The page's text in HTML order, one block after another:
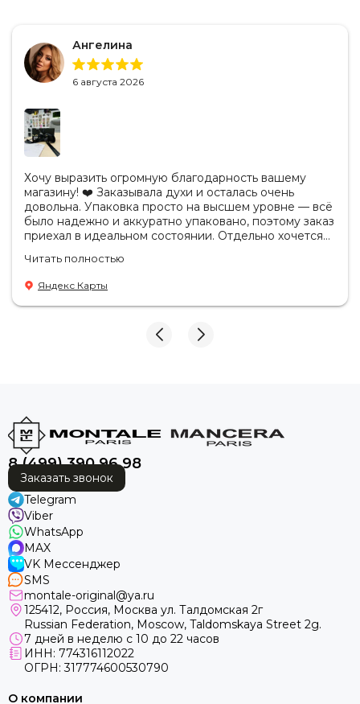
Ангелина
6 августа 2026
Хочу выразить огромную благодарность вашему
магазину! ❤️ Заказывала духи и осталась очень
довольна. Упаковка просто на высшем уровне — всё
было надежно и аккуратно упаковано, поэтому заказ
приехал в идеальном состоянии. Отдельно хочется
оригинальная. Аромат полностью соответствует
ожиданиям, стойкость отличная, качество
безупречное. Также приятно удивил сервис: заказ
обработали очень быстро, а сотрудники были
ответить на все вопросы. Спасибо за такой
Читать полностью
Яндекс Карты
8 (499) 390 96 98
Заказать звонок
Telegram
Viber
WhatsApp
MAX
VK Мессенджер
SMS
montale-original@ya.ru
125412, Россия, Москва ул. Талдомская 2г
Russian Federation, Moscow, Taldomskaya Street 2g.
7 дней в неделю с 10 до 22 часов
ИНН: 774316112022
ОГРН: 317774600530790
О компании